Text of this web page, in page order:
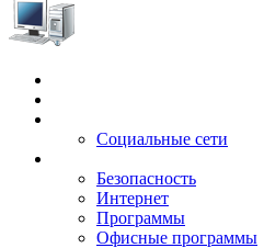
Социальные сети
Безопасность
Интернет
Программы
Офисные программы